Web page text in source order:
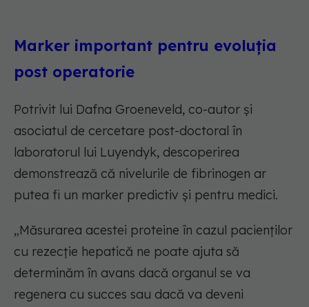
Marker important pentru evoluția
post operatorie
Potrivit lui Dafna Groeneveld, co-autor și
asociatul de cercetare post-doctoral în
laboratorul lui Luyendyk, descoperirea
demonstrează că nivelurile de fibrinogen ar
putea fi un marker predictiv și pentru medici.
„Măsurarea acestei proteine în cazul pacienților
cu rezecție hepatică ne poate ajuta să
determinăm în avans dacă organul se va
regenera cu succes sau dacă va deveni